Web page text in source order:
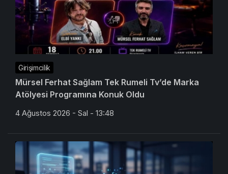
Girişimcilik
Mürsel Ferhat Sağlam Tek Rumeli Tv’de Marka
Atölyesi Programına Konuk Oldu
4 Ağustos 2026 - Sal - 13:48